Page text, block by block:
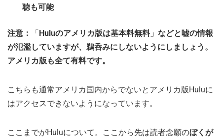
聴も可能
注意： 「 Huluのアメリカ版は基本料無料」などと嘘の情報
が氾濫していますが、鵜呑みにしないようにしましょう。
アメリカ版も全て有料です。
こちらも通常アメリカ国内からでないとアメリカ版Huluに
はアクセスできないようになっています。
ここまでがHuluについて。ここから先は読者念願のぼくが